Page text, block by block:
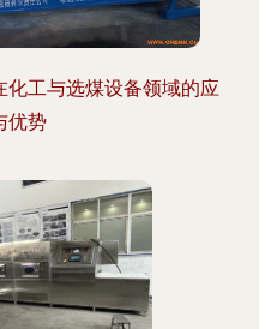
化工与选煤设备领域的应
优势